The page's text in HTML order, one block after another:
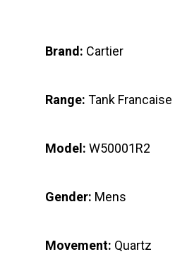
Brand: Cartier
Range: Tank Francaise
Model: W50001R2
Gender: Mens
Movement: Quartz